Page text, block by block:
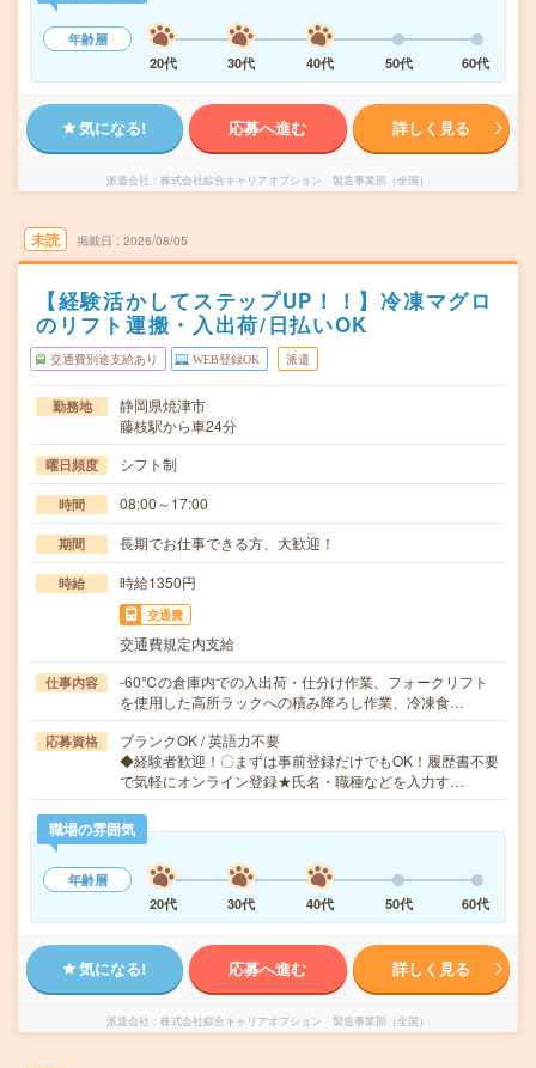
年齢層
20代
30代 40代 50代 60代
気になる! 応募へ進む 詳しく見る
派遣会社 株式会社綜合キャリアオプション 製造事業部（全国）
未読 掲載日 2026/08/05
【経験活かしてステップUP！！】冷凍マグロ
のリフト運搬・入出荷/日払いOK
交通費別途支給あり WEB登録OK 派遣
勤務地
静岡県焼津市
藤枝駅から車24分
曜日頻度 シフト制
時間 08:00～17:00
期間 長期でお仕事できる方、大歓迎！
時給 時給1350円
交通費
交通費規定内支給
仕事内容
-60℃の倉庫内での入出荷・仕分け作業、フォークリフト
を使用した高所ラックへの積み降ろし作業、冷凍食…
応募資格
ブランクOK / 英語力不要
◆経験者歓迎！〇まずは事前登録だけでもOK！履歴書不要
で気軽にオンライン登録★氏名・職種などを入力す…
職場の雰囲気
年齢層
20代
30代 40代 50代 60代
気になる! 応募へ進む 詳しく見る
派遣会社 株式会社綜合キャリアオプション 製造事業部（全国）